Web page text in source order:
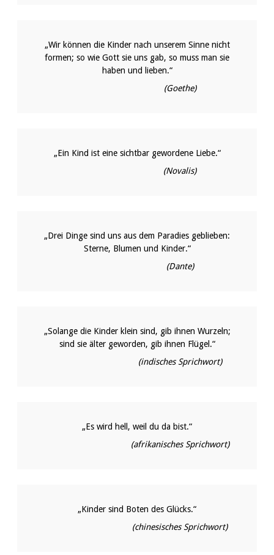
„Wir können die Kinder nach unserem Sinne nicht
formen; so wie Gott sie uns gab, so muss man sie
haben und lieben.“
(Goethe)
„Ein Kind ist eine sichtbar gewordene Liebe.“
(Novalis)
„Drei Dinge sind uns aus dem Paradies geblieben:
Sterne, Blumen und Kinder.“
(Dante)
„Solange die Kinder klein sind, gib ihnen Wurzeln;
sind sie älter geworden, gib ihnen Flügel.“
(indisches Sprichwort)
„Es wird hell, weil du da bist.“
(afrikanisches Sprichwort)
„Kinder sind Boten des Glücks.“
(chinesisches Sprichwort)